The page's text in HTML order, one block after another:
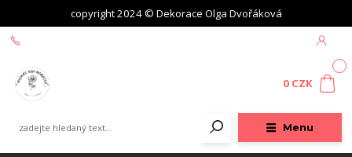
copyright 2024 © Dekorace Olga Dvořáková
Menu
0 CZK